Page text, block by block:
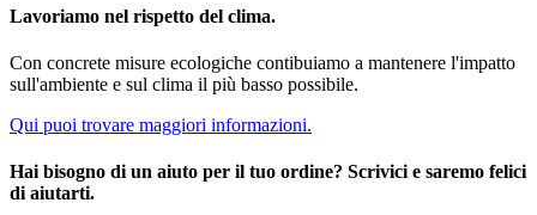
Lavoriamo nel rispetto del clima.
Con concrete misure ecologiche contibuiamo a mantenere l'impatto
sull'ambiente e sul clima il più basso possibile.
Qui puoi trovare maggiori informazioni.
Hai bisogno di un aiuto per il tuo ordine? Scrivici e saremo felici
di aiutarti.